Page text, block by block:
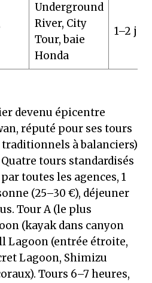
Underground
River, City
Tour, baie
Honda
1–2
devenu épicentre
réputé pour ses tours
traditionnels à balanciers)
tours standardisés
par toutes les agences, 1
(25–30 €), déjeuner
Tour A (le plus
(kayak dans canyon
Lagoon (entrée étroite,
Lagoon, Shimizu
Tours 6–7 heures,